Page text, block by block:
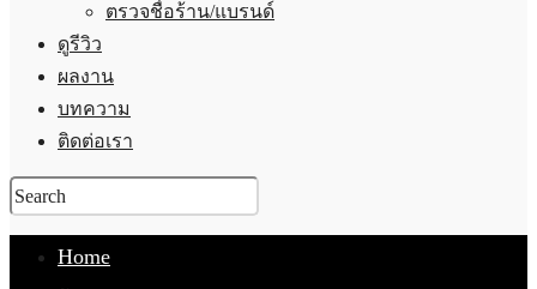
ตรวจชื่อร้าน/แบรนด์
ดูรีวิว
ผลงาน
บทความ
ติดต่อเรา
Home